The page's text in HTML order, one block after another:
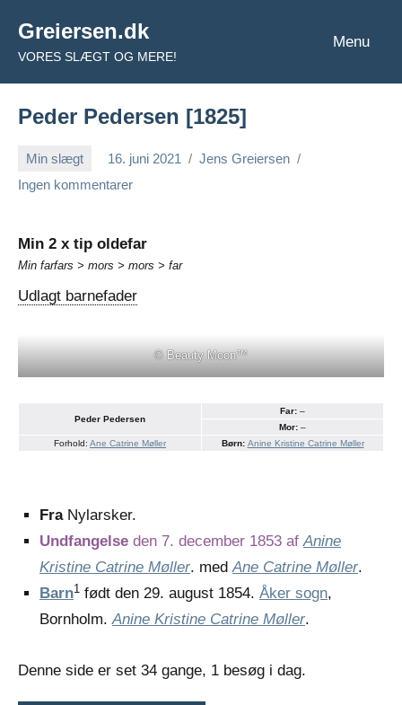
indhold
Greiersen.dk
VORES SLÆGT OG MERE!
Menu
Peder Pedersen [1825]
Min slægt 16. juni 2021
Jens Greiersen
Ingen kommentarer
Min 2 x tip oldefar
Min farfars > mors > mors > far
Udlagt barnefader
© Beauty Moon™
Peder Pedersen
Far: –
Mor: –
Forhold: Ane Catrine Møller Børn: Anine Kristine Catrine Møller
FraNylarsker.
Undfangelse den 7. december 1853 af Anine
Kristine Catrine Møller. medAne Catrine Møller.
Barn1 født den 29. august 1854. Åker sogn,
Bornholm.Anine Kristine Catrine Møller.
Denne side er set 34 gange, 1 besøg i dag.